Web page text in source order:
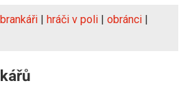
brankáři | hráči v poli | obránci |